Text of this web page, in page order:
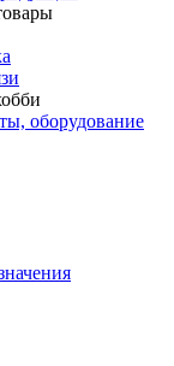
оборудование